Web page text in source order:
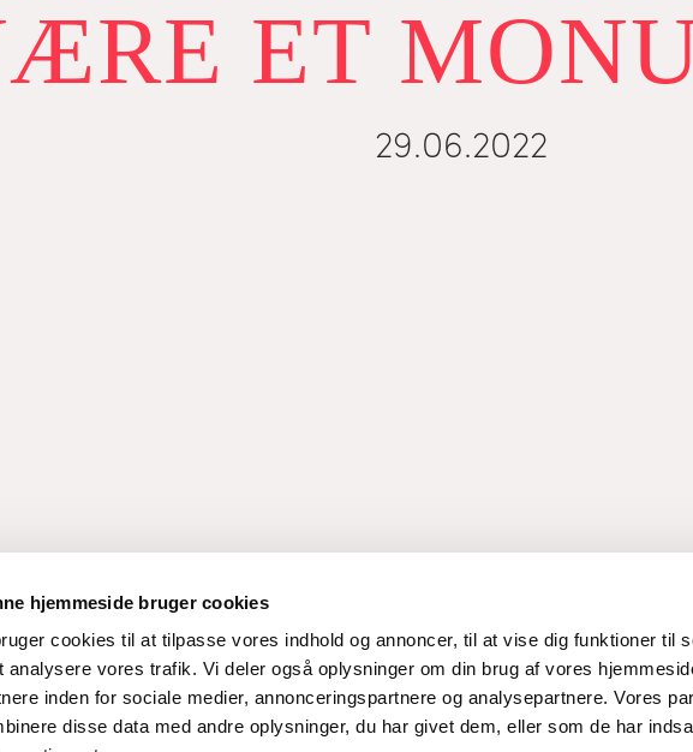
hjemmeside bruger cookies
cookies til at tilpasse vores indhold og annoncer, til at vise dig funktioner til
analysere vores trafik. Vi deler også oplysninger om din brug af vores
inden for sociale medier, annonceringspartnere og analysepartnere. Vores
disse data med andre oplysninger, du har givet dem, eller som de har
ET
29.06.2022